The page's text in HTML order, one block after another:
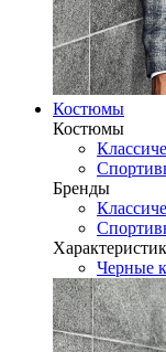
Костюмы
Костюмы
Бренды
Черные